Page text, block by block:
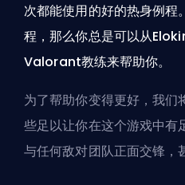
次都能使用的好的热身例程
程，那么你总是可以从
Valorant教练来帮助你。
为了帮助你变得更好，我们
些足以让你在这个游戏中有
与任何敌对团队正面交锋，